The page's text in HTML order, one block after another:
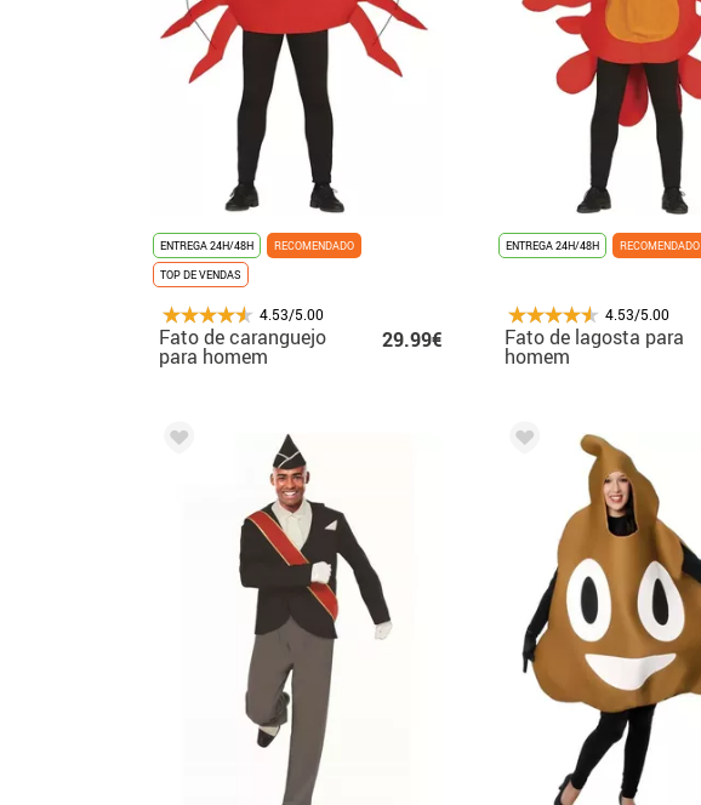
ENTREGA 24H/48H
RECOMENDADO
TOP DE VENDAS
4.53/5.00
Fato de caranguejo
para homem
29.99€
ENTREGA 24H/48H RECOMENDADO
4.53/5.00
Fato de lagosta para
homem